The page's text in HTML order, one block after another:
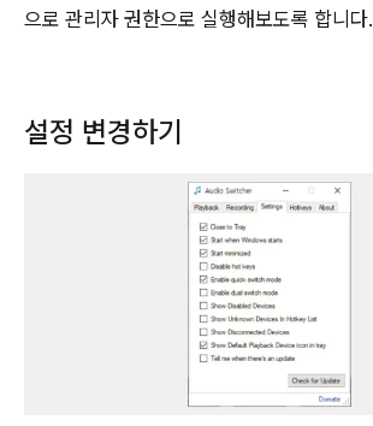
으로 관리자 권한으로 실행해보도록 합니다.
설정 변경하기